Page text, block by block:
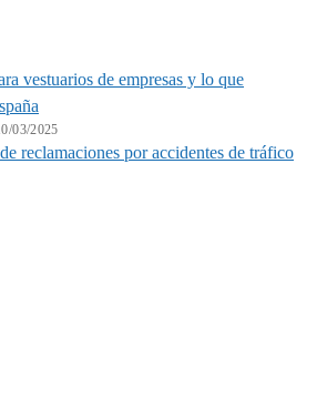
vestuarios de empresas y lo que
03/2025
reclamaciones por accidentes de tráfico